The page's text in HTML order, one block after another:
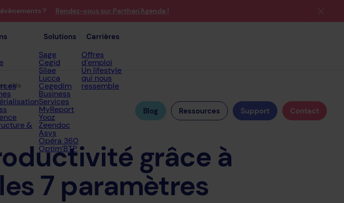
&
Solutions
Sage
Cegid
Silae
Lucca
Cegedim
Business
Services
MyReport
Yooz
Zeendoc
Asys
Opéra 360
Optim’BTP
Carrières
Offres
d’emploi
Un lifestyle
qui nous
ressemble
Blog Ressources Support Contact
? Rendez-vous sur Parthen'Agenda !
clés
grâce à
les 7 paramètres